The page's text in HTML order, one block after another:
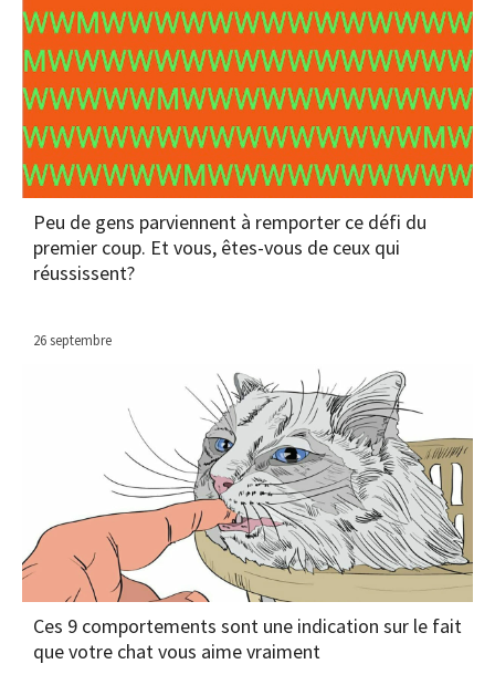
Peu de gens parviennent à remporter ce défi du
premier coup. Et vous, êtes-vous de ceux qui
réussissent?
26 septembre
Ces 9 comportements sont une indication sur le fait
que votre chat vous aime vraiment